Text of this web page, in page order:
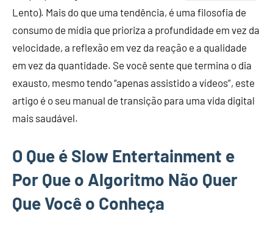
Lento). Mais do que uma tendência, é uma filosofia de
consumo de mídia que prioriza a profundidade em vez da
velocidade, a reflexão em vez da reação e a qualidade
em vez da quantidade. Se você sente que termina o dia
exausto, mesmo tendo “apenas assistido a vídeos”, este
artigo é o seu manual de transição para uma vida digital
mais saudável.
O Que é Slow Entertainment e
Por Que o Algoritmo Não Quer
Que Você o Conheça